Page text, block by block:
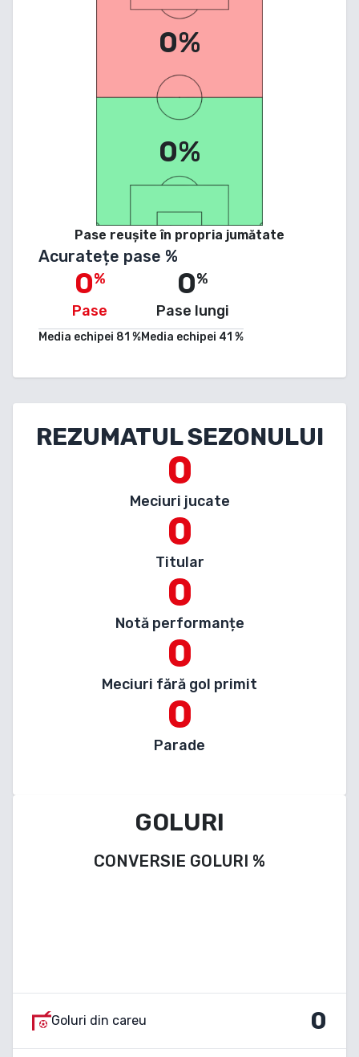
0%
0%
Pase reușite în propria jumătate
Acuratețe pase %
0%
Pase
Media echipei 81 %
0%
Pase lungi
Media echipei 41 %
REZUMATUL SEZONULUI
0
Meciuri jucate
0
Titular
0
Notă performanțe
0
Meciuri fără gol primit
0
Parade
GOLURI
CONVERSIE GOLURI %
Goluri din careu 0